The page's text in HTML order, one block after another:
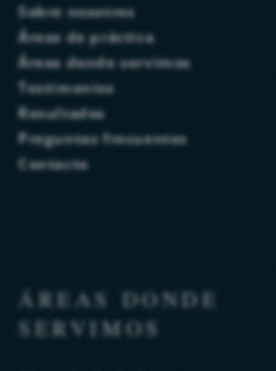
Sobre nosotros
Áreas de práctica
Áreas donde servimos
Testimonios
Resultados
Preguntas frecuentes
Contacto
ÁREAS DONDE
SERVIMOS